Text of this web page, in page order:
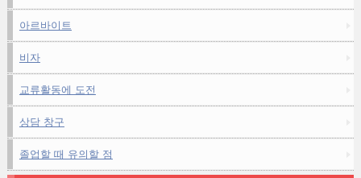
아르바이트
비자
교류활동에 도전
상담 창구
졸업할 때 유의할 점